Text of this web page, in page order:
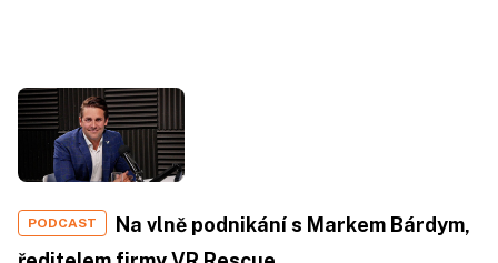
PODCAST
Na vlně podnikání s Markem Bárdym,